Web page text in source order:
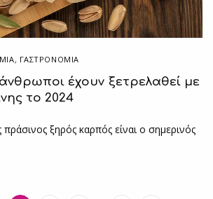
, ΓΑΣΤΡΟΝΟΜΙΑ
άνθρωποι έχουν ξετρελαθεί με
το 2024
πράσινος ξηρός καρπός είναι ο σημερινός